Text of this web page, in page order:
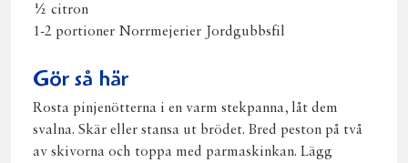
½ citron
1-2 portioner Norrmejerier Jordgubbsfil
Gör så här
Rosta pinjenötterna i en varm stekpanna, låt dem
svalna. Skär eller stansa ut brödet. Bred peston på två
av skivorna och toppa med parmaskinkan. Lägg